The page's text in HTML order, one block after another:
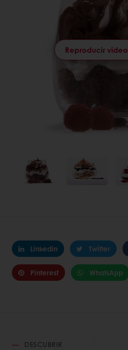
Reproducir video
Linkedin Twitter
Pinterest WhatsApp
DESCUBRIR